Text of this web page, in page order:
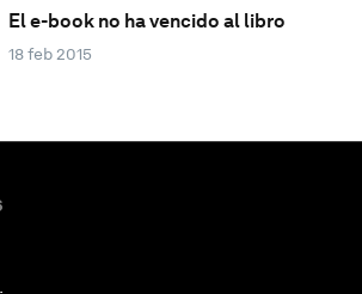
El e-book no ha vencido al libro
18 feb 2015